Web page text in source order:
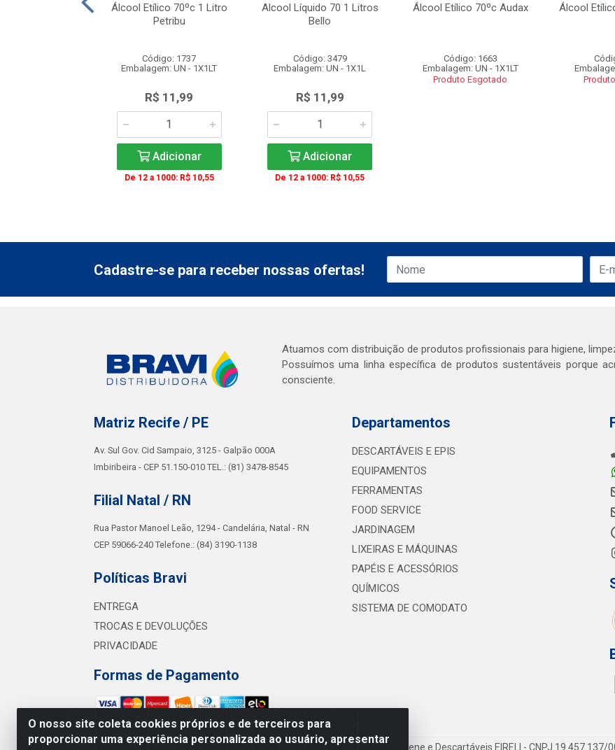
Álcool Etílico 70ºc 1 Litro
Petribu
Código: 1737
Embalagem: UN - 1X1LT
R$ 11,99
Adicionar
De 12 a 1000: R$ 10,55
Alcool Líquido 70 1 Litros
Bello
Código: 3479
Embalagem: UN - 1X1L
R$ 11,99
Adicionar
De 12 a 1000: R$ 10,55
Álcool Etílico 70ºc Audax
Código: 1663
Embalagem: UN - 1X1LT
Produto Esgotado
Álcool
O nosso site coleta cookies próprios e de terceiros para
proporcionar uma experiência personalizada ao usuário, apresentar
Cadastre-se para receber nossas ofertas!
Atuamos com distribuição de produtos profissionais para higiene,
Possuímos uma linha específica de produtos sustentáveis porque
consciente.
Matriz Recife / PE
Av. Sul Gov. Cid Sampaio, 3125 - Galpão 000A
Imbiribeira - CEP 51.150-010 TEL.: (81) 3478-8545
Filial Natal / RN
Rua Pastor Manoel Leão, 1294 - Candelária, Natal - RN
CEP 59066-240 Telefone.: (84) 3190-1138
Políticas Bravi
ENTREGA
TROCAS E DEVOLUÇÕES
PRIVACIDADE
Formas de Pagamento
Departamentos
DESCARTÁVEIS E EPIS
EQUIPAMENTOS
FERRAMENTAS
FOOD SERVICE
JARDINAGEM
LIXEIRAS E MÁQUINAS
PAPÉIS E ACESSÓRIOS
QUÍMICOS
SISTEMA DE COMODATO
Bravi Consumíveis de Higiene e Descartáveis EIRELI - CNPJ 19.457.137/